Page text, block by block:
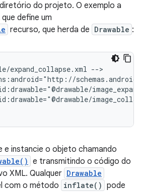
diretório do projeto. O exemplo a
define um
recurso, que herda de Drawable :
expand_collapse.xml -->
e instancie o objeto chamando
e transmitindo o código do
XML. Qualquer Drawable
com o método inflate() pode